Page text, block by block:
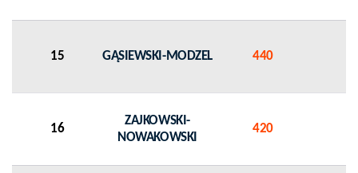
15 GĄSIEWSKI-MODZEL 440
16
ZAJKOWSKI-
NOWAKOWSKI
420